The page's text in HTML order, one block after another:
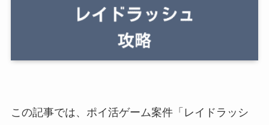
この記事では、ポイ活ゲーム案件「レイドラッシ